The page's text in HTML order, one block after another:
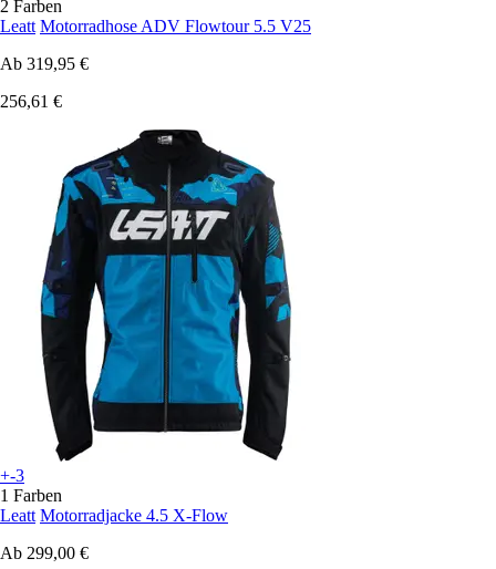
2 Farben
Leatt Motorradhose ADV Flowtour 5.5 V25
Ab 319,95 €
256,61 €
+-3
1 Farben
Leatt Motorradjacke 4.5 X-Flow
Ab 299,00 €